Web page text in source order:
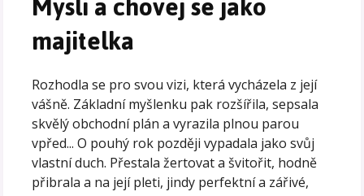
majitelka
Rozhodla se pro svou vizi, která vycházela z její
vášně. Základní myšlenku pak rozšířila, sepsala
skvělý obchodní plán a vyrazila plnou parou
vpřed... O pouhý rok později vypadala jako svůj
vlastní duch. Přestala žertovat a švitořit, hodně
přibrala a na její pleti, jindy perfektní a zářivé,